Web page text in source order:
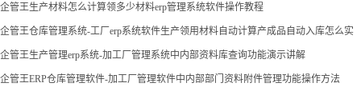
企管王生产材料怎么计算领多少材料erp管理系统软件操作教程
企管王仓库管理系统-工厂erp系统软件生产领用材料自动计算产成品自动入库怎么实
现
企管王生产管理erp系统-加工厂管理系统中内部资料库查询功能演示讲解
企管王ERP仓库管理软件-加工厂管理软件中内部部门资料附件管理功能操作方法